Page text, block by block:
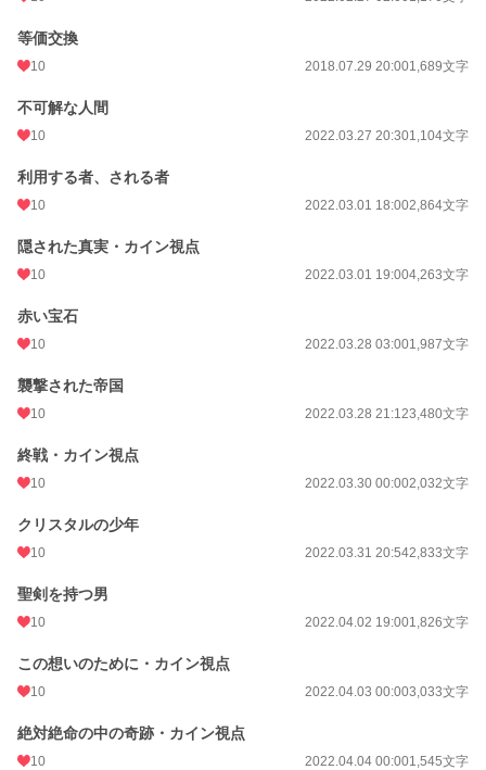
等価交換
10 2018.07.29 20:001,689文字
不可解な人間
10 2022.03.27 20:301,104文字
利用する者、される者
10 2022.03.01 18:002,864文字
隠された真実・カイン視点
10 2022.03.01 19:004,263文字
赤い宝石
10 2022.03.28 03:001,987文字
襲撃された帝国
10 2022.03.28 21:123,480文字
終戦・カイン視点
10 2022.03.30 00:002,032文字
クリスタルの少年
10 2022.03.31 20:542,833文字
聖剣を持つ男
10 2022.04.02 19:001,826文字
この想いのために・カイン視点
10 2022.04.03 00:003,033文字
絶対絶命の中の奇跡・カイン視点
10 2022.04.04 00:001,545文字